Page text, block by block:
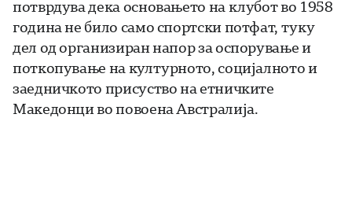
потврдува дека основањето на клубот во 1958
година не било само спортски потфат, туку
дел од организиран напор за оспорување и
поткопување на културното, социјалното и
заедничкото присуство на етничките
Македонци во повоена Австралија.